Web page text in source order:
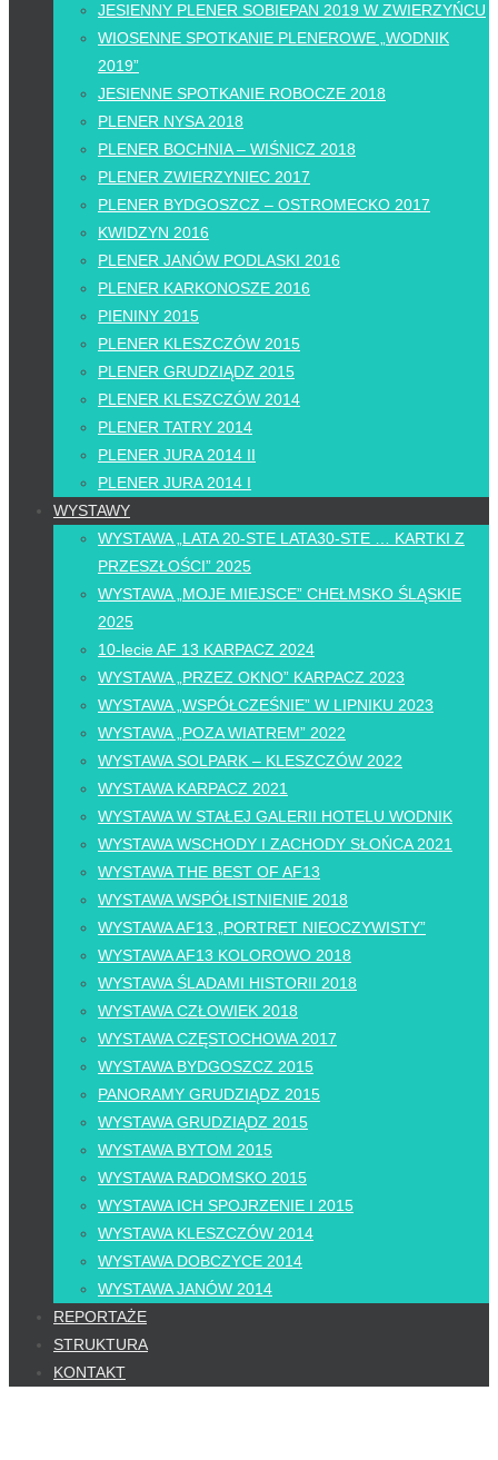
JESIENNY PLENER SOBIEPAN 2019 W ZWIERZYŃCU
WIOSENNE SPOTKANIE PLENEROWE „WODNIK
2019”
JESIENNE SPOTKANIE ROBOCZE 2018
PLENER NYSA 2018
PLENER BOCHNIA – WIŚNICZ 2018
PLENER ZWIERZYNIEC 2017
PLENER BYDGOSZCZ – OSTROMECKO 2017
KWIDZYN 2016
PLENER JANÓW PODLASKI 2016
PLENER KARKONOSZE 2016
PIENINY 2015
PLENER KLESZCZÓW 2015
PLENER GRUDZIĄDZ 2015
PLENER KLESZCZÓW 2014
PLENER TATRY 2014
PLENER JURA 2014 II
PLENER JURA 2014 I
WYSTAWY
WYSTAWA „LATA 20-STE LATA30-STE … KARTKI Z
PRZESZŁOŚCI” 2025
WYSTAWA „MOJE MIEJSCE” CHEŁMSKO ŚLĄSKIE
2025
10-lecie AF 13 KARPACZ 2024
WYSTAWA „PRZEZ OKNO” KARPACZ 2023
WYSTAWA „WSPÓŁCZEŚNIE” W LIPNIKU 2023
WYSTAWA „POZA WIATREM” 2022
WYSTAWA SOLPARK – KLESZCZÓW 2022
WYSTAWA KARPACZ 2021
WYSTAWA W STAŁEJ GALERII HOTELU WODNIK
WYSTAWA WSCHODY I ZACHODY SŁOŃCA 2021
WYSTAWA THE BEST OF AF13
WYSTAWA WSPÓŁISTNIENIE 2018
WYSTAWA AF13 „PORTRET NIEOCZYWISTY”
WYSTAWA AF13 KOLOROWO 2018
WYSTAWA ŚLADAMI HISTORII 2018
WYSTAWA CZŁOWIEK 2018
WYSTAWA CZĘSTOCHOWA 2017
WYSTAWA BYDGOSZCZ 2015
PANORAMY GRUDZIĄDZ 2015
WYSTAWA GRUDZIĄDZ 2015
WYSTAWA BYTOM 2015
WYSTAWA RADOMSKO 2015
WYSTAWA ICH SPOJRZENIE I 2015
WYSTAWA KLESZCZÓW 2014
WYSTAWA DOBCZYCE 2014
WYSTAWA JANÓW 2014
REPORTAŻE
STRUKTURA
KONTAKT